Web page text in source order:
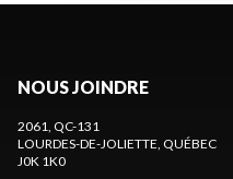
NOUS JOINDRE
2061, QC-131
LOURDES-DE-JOLIETTE, QUÉBEC
J0K 1K0